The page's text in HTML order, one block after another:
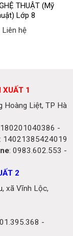
THUẬT (Mỹ
Lớp 8
Liên hệ
XUẤT 1
Hoàng Liệt, TP Hà
-
: 14021385424019
: 0983.602.553 -
2
xã Vĩnh Lộc,
-